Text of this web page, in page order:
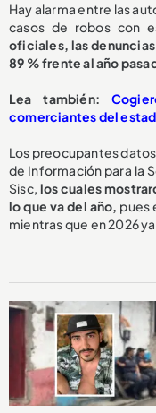
Hay alarma entre las
casos de robos con
oficiales, las
89 % frente al año
Lea también:
comerciantes del
Los preocupantes
de Información para la
Sisc, los cuales
lo que va del año, pues
mientras que en 2026